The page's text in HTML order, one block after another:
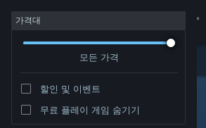
로그인
커뮤니티
가격대
모든 가격
할인 및 이벤트
무료 플레이 게임 숨기기
개발자: Chroma Coda